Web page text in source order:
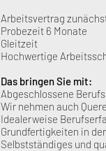
Arbeitsvertrag
Probezeit 6 Monate
Gleitzeit
Hochwertige
Das bringen Sie mit:
Abgeschlossene
Wir nehmen auch
Idealerweise
Grundfertigkeiten in
Selbstständiges und